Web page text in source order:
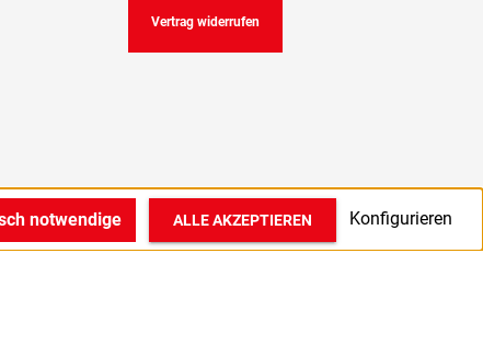
Vertrag widerrufen
notwendige Konfigurieren
ALLE AKZEPTIEREN